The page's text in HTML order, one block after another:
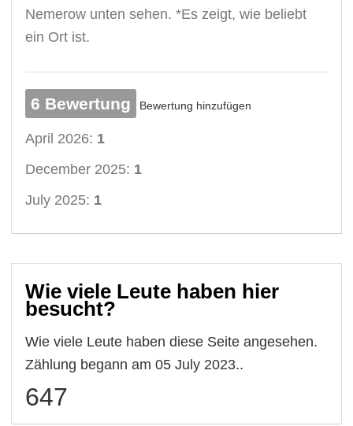
Nemerow unten sehen. *Es zeigt, wie beliebt
ein Ort ist.
6 Bewertung Bewertung hinzufügen
April 2026: 1
December 2025: 1
July 2025: 1
Wie viele Leute haben hier
besucht?
Wie viele Leute haben diese Seite angesehen.
Zählung begann am 05 July 2023..
647